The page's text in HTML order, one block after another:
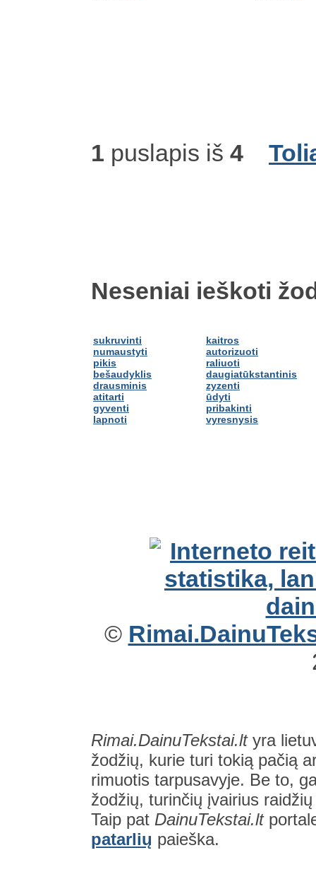
1 puslapis iš 4
Neseniai ieškoti
sukruvinti
numaustyti
pikis
bešaudyklis
drausminis
atitarti
gyventi
lapnoti
kaitros
autorizuoti
raliuoti
daugiatūkstantinis
zyzenti
ūdyti
pribakinti
vyresnysis
©
Rimai.DainuTekstai.ltyra
žodžių, kurie turi tokią pačią
rimuotis tarpusavyje. Be to,
žodžių, turinčių įvairius
Taip pat DainuTekstai.lt
patarlių paieška.